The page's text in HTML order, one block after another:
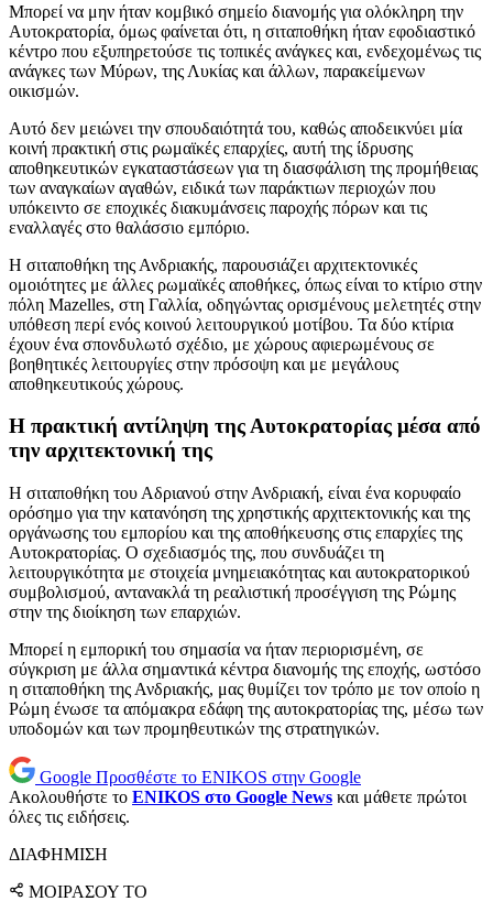
Μπορεί να μην ήταν κομβικό σημείο διανομής για ολόκληρη την
Αυτοκρατορία, όμως φαίνεται ότι, η σιταποθήκη ήταν εφοδιαστικό
κέντρο που εξυπηρετούσε τις τοπικές ανάγκες και, ενδεχομένως τις
ανάγκες των Μύρων, της Λυκίας και άλλων, παρακείμενων
οικισμών.
Αυτό δεν μειώνει την σπουδαιότητά του, καθώς αποδεικνύει μία
κοινή πρακτική στις ρωμαϊκές επαρχίες, αυτή της ίδρυσης
αποθηκευτικών εγκαταστάσεων για τη διασφάλιση της προμήθειας
των αναγκαίων αγαθών, ειδικά των παράκτιων περιοχών που
υπόκειντο σε εποχικές διακυμάνσεις παροχής πόρων και τις
εναλλαγές στο θαλάσσιο εμπόριο.
Η σιταποθήκη της Ανδριακής, παρουσιάζει αρχιτεκτονικές
ομοιότητες με άλλες ρωμαϊκές αποθήκες, όπως είναι το κτίριο στην
πόλη Mazelles, στη Γαλλία, οδηγώντας ορισμένους μελετητές στην
υπόθεση περί ενός κοινού λειτουργικού μοτίβου. Τα δύο κτίρια
έχουν ένα σπονδυλωτό σχέδιο, με χώρους αφιερωμένους σε
βοηθητικές λειτουργίες στην πρόσοψη και με μεγάλους
αποθηκευτικούς χώρους.
Η πρακτική αντίληψη της Αυτοκρατορίας μέσα από
την αρχιτεκτονική της
Η σιταποθήκη του Αδριανού στην Ανδριακή, είναι ένα κορυφαίο
ορόσημο για την κατανόηση της χρηστικής αρχιτεκτονικής και της
οργάνωσης του εμπορίου και της αποθήκευσης στις επαρχίες της
Αυτοκρατορίας. Ο σχεδιασμός της, που συνδυάζει τη
λειτουργικότητα με στοιχεία μνημειακότητας και αυτοκρατορικού
συμβολισμού, αντανακλά τη ρεαλιστική προσέγγιση της Ρώμης
στην της διοίκηση των επαρχιών.
Μπορεί η εμπορική του σημασία να ήταν περιορισμένη, σε
σύγκριση με άλλα σημαντικά κέντρα διανομής της εποχής, ωστόσο
η σιταποθήκη της Ανδριακής, μας θυμίζει τον τρόπο με τον οποίο η
Ρώμη ένωσε τα απόμακρα εδάφη της αυτοκρατορίας της, μέσω των
υποδομών και των προμηθευτικών της στρατηγικών.
Google Προσθέστε το ENIKOS στην Google
Ακολουθήστε το ENIKOS στο Google News και μάθετε πρώτοι
όλες τις ειδήσεις.
ΔΙΑΦΗΜΙΣΗ
ΜΟΙΡΑΣΟΥ ΤΟ